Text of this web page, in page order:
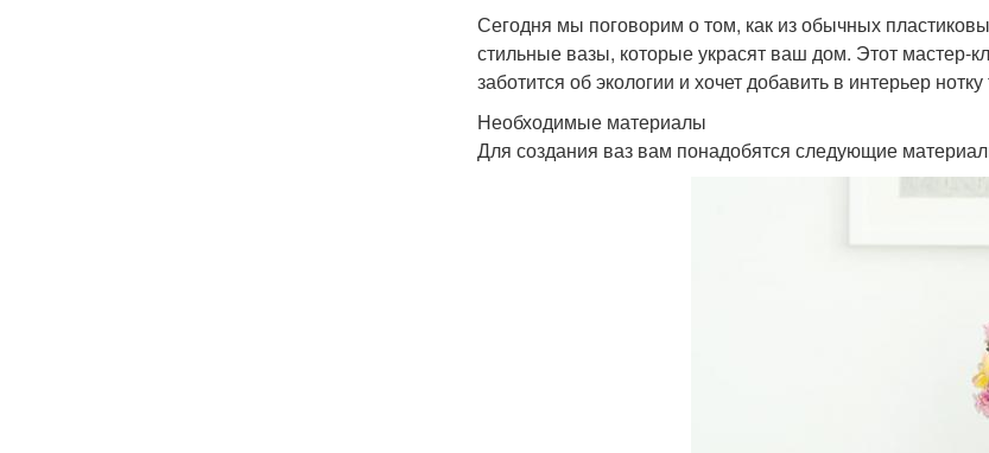
Сегодня мы поговорим о том, как из обычных
стильные вазы, которые украсят ваш дом. Этот мастер-
заботится об экологии и хочет добавить в интерьер
Необходимые материалы
Для создания ваз вам понадобятся следующие